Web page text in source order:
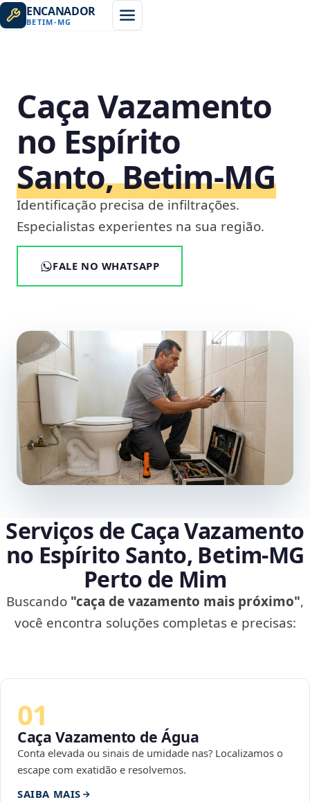
ENCANADOR
BETIM-MG
Caça Vazamento
no Espírito
Santo, Betim‑MG
Identificação precisa de infiltrações.
Especialistas experientes na sua região.
FALE NO WHATSAPP
Serviços de Caça Vazamento
no Espírito Santo, Betim‑MG
Perto de Mim
Buscando "caça de vazamento mais próximo",
você encontra soluções completas e precisas:
01
Caça Vazamento de Água
Conta elevada ou sinais de umidade nas? Localizamos o
escape com exatidão e resolvemos.
SAIBA MAIS